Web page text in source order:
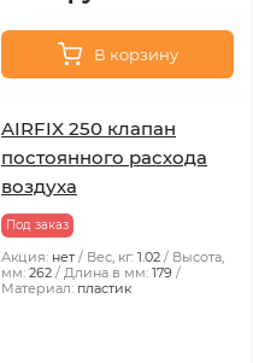
В корзину
AIRFIX 250 клапан
постоянного расхода
воздуха
Под заказ
Акция: нет Вес, кг: 1.02
Высота,
мм: 262 Длина в мм: 179
Материал: пластик